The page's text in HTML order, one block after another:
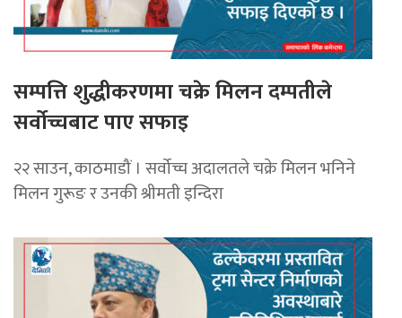
सम्पत्ति शुद्धीकरणमा चक्रे मिलन दम्पतीले
सर्वोच्चबाट पाए सफाइ
२२ साउन, काठमाडौं । सर्वोच्च अदालतले चक्रे मिलन भनिने
मिलन गुरूङ र उनकी श्रीमती इन्दिरा